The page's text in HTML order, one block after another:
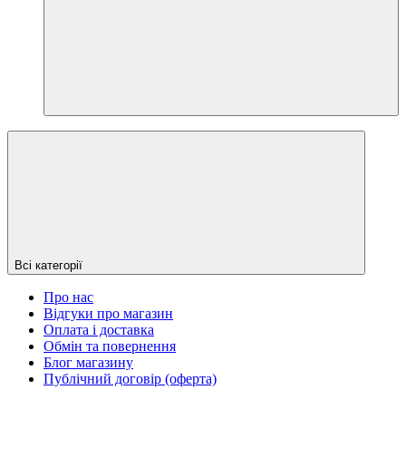
Всі категорії
Про нас
Відгуки про магазин
Оплата і доставка
Обмін та повернення
Блог магазину
Публічний договір (оферта)